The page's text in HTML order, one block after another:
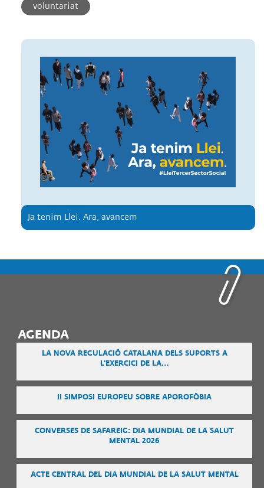
voluntariat
Ja tenim Llei. Ara, avancem
AGENDA
LA NOVA REGULACIÓ CATALANA DELS SUPORTS A
L'EXERCICI DE LA…
II SIMPOSI EUROPEU SOBRE APOROFÒBIA
CONVERSES DE SAFAREIG: DIA MUNDIAL DE LA SALUT
MENTAL 2026
ACTE CENTRAL DEL DIA MUNDIAL DE LA SALUT MENTAL